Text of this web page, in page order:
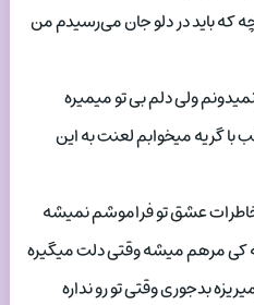
که باید در دلو جان می‌رسیدم من
ولی دلم بی تو میمیره
با گریه میخوابم لعنت به این
خاطرات عشق تو فراموشم نمیشه
کی مرهم میشه وقتی دلت میگیره
بدجوری وقتی تو رو نداره